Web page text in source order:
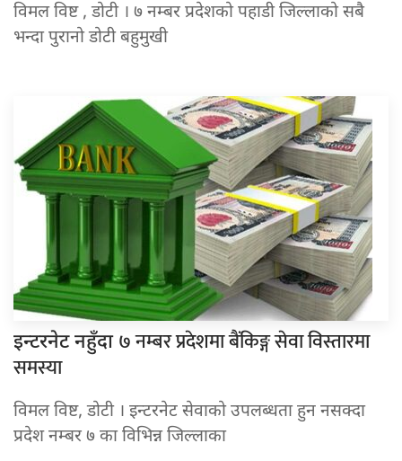
विमल विष्ट , डोटी । ७ नम्बर प्रदेशको पहाडी जिल्लाको सबै
भन्दा पुरानो डोटी बहुमुखी
इन्टरनेट नहुँदा ७ नम्बर प्रदेशमा बैंकिङ्ग सेवा विस्तारमा
समस्या
विमल विष्ट, डोटी । इन्टरनेट सेवाको उपलब्धता हुन नसक्दा
प्रदेश नम्बर ७ का विभिन्न जिल्लाका